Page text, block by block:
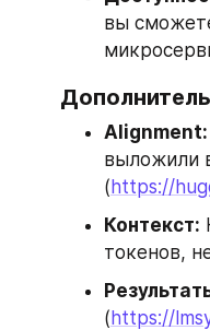
вы
Alignment:
выложили
(https://
Контекст:
токенов,
(https://